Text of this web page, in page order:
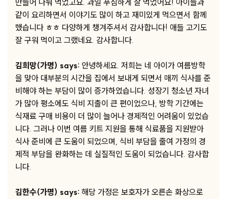
만들어 나눠 먹었고요. 과일 푸짐하게 잘 먹었어요! 아이들과
같이 요리하면서 이야기도 많이 하고 재미있게 먹으면서 함께
했습니다 ㅎㅎ 다양하게 챙겨주셔서 감사합니다! 애들 고기도
잘 구워 먹이고 그랬네요. 감사합니다.
김희망(가명) says: 안녕하세요. 저희는 네 아이가 여름방학
을 맞아 대부분의 시간을 집에서 보내게 되면서 매끼 식사를 준
비해야 하는 부담이 많이 증가하였습니다. 성장기 청소년 자녀
가 많아 평소에도 식비 지출이 큰 편이었으나, 방학 기간에는
식재료 구매 비용이 더 많이 늘어나 경제적인 어려움이 있었습
니다. 그러나 이번 여름 키트 지원을 통해 식료품을 지원받아
식사 준비에 큰 도움이 되었으며, 식비 부담을 줄여 가정의 경
제적 부담을 완화하는 데 실질적인 도움이 되었습니다. 감사합
니다.
김한수(가명) says: 해당 가정은 보호자가 오른손 화상으로